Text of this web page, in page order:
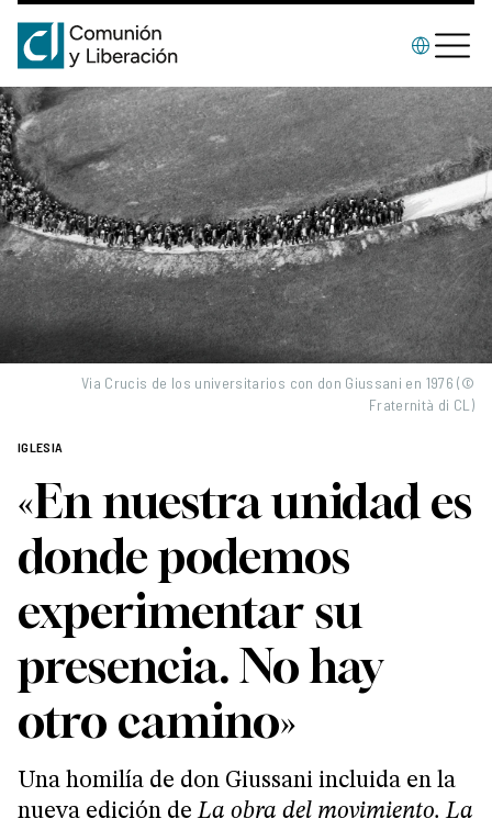
IGLESIA
«En nuestra unidad es
donde podemos
experimentar su
presencia. No hay
otro camino»
Una homilía de don Giussani incluida en la
nueva edición deLa obra del movimiento. La
Via Crucis de los universitarios con don Giussani en 1976 (©
Fraternità di CL)